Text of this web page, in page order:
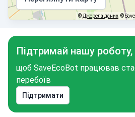
© Джерела даних ©
Підтримай нашу роботу,
щоб SaveEcoBot працював
перебоїв
Підтримати